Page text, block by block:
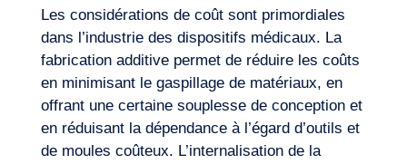
Les considérations de coût sont primordiales
dans l’industrie des dispositifs médicaux. La
fabrication additive permet de réduire les coûts
en minimisant le gaspillage de matériaux, en
offrant une certaine souplesse de conception et
en réduisant la dépendance à l’égard d’outils et
de moules coûteux. L’internalisation de la